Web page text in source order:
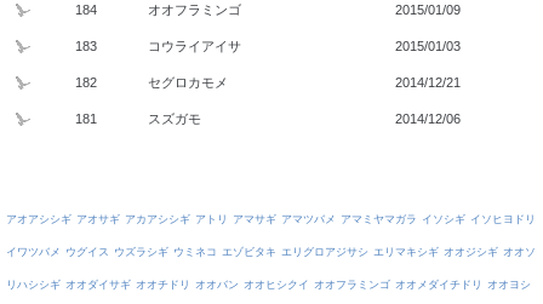
184 オオフラミンゴ 2015/01/09
183 コウライアイサ 2015/01/03
182 セグロカモメ 2014/12/21
181 スズガモ 2014/12/06
アオアシシギ アオサギ アカアシシギ アトリ アマサギ アマツバメ アマミヤマガラ イソシギ イソヒヨドリ
イワツバメ ウグイス ウズラシギ ウミネコ エゾビタキ エリグロアジサシ エリマキシギ オオジシギ オオソ
リハシシギ オオダイサギ オオチドリ オオバン オオヒシクイ オオフラミンゴ オオメダイチドリ オオヨシ